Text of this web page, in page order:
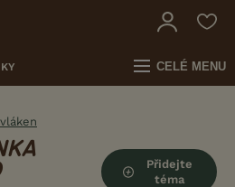
CELÉ MENU
Přidejte
téma